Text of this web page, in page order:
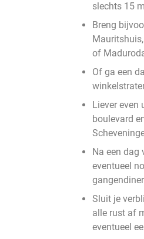
slechts 15
Breng
of
Of ga een
Liever even
boulevard
Na een dag
eventueel
Sluit je
alle rust af
eventueel